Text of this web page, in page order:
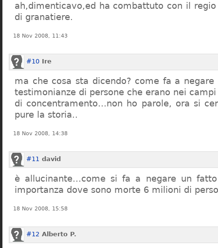
ah,dimenticavo,ed ha combattuto con il
di granatiere.
18 Nov 2008, 11:43
#10 Ire
ma che cosa sta dicendo? come fa a
testimonianze di persone che erano nei campi
di concentramento…non ho parole, ora si
pure la storia..
18 Nov 2008, 14:38
#11 david
è allucinante…come si fa a negare un
importanza dove sono morte 6 milioni di
18 Nov 2008, 15:58
#12 Alberto P.